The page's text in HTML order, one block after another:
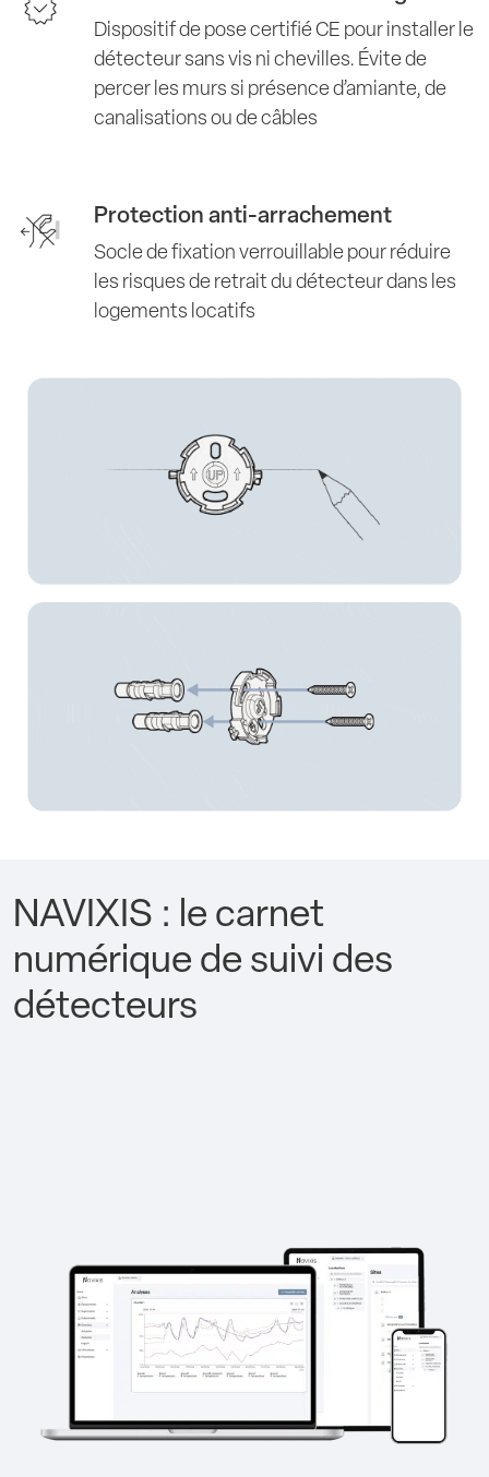
Dispositif de pose certifié CE pour installer le
détecteur sans vis ni chevilles. Évite de
percer les murs si présence d’amiante, de
canalisations ou de câbles
Protection anti-arrachement
Socle de fixation verrouillable pour réduire
les risques de retrait du détecteur dans les
logements locatifs
NAVIXIS : le carnet
numérique de suivi des
détecteurs